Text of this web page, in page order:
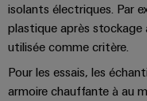
Rails
de
équipés
isolants électriques. Par
plastique après
utilisée comme critère.
Pour les essais, les
armoire chauffante à au